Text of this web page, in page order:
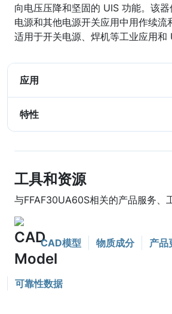
向电压压降和坚固的 UIS 功能。该
电源和其他电源开关应用中用作续流
适用于开关电源、焊机等工业应用和
应用
特性
工具和资源
与FFAF30UA60S相关的产品服务、
CAD模型 物质成分 产品
可靠性数据